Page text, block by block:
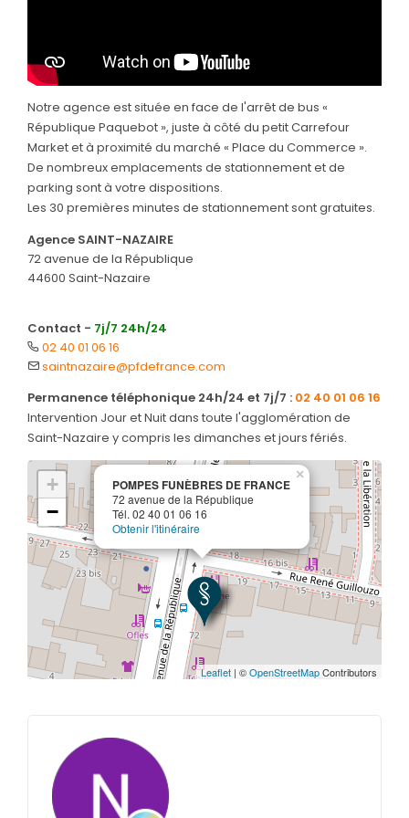
Notre agence est située en face de l'arrêt de bus «
République Paquebot », juste à côté du petit Carrefour
Market et à proximité du marché « Place du Commerce ».
De nombreux emplacements de stationnement et de
parking sont à votre dispositions.
Les 30 premières minutes de stationnement sont gratuites.
Agence SAINT-NAZAIRE
72 avenue de la République
44600 Saint-Nazaire
Contact - 7j/7 24h/24
02 40 01 06 16
saintnazaire@pfdefrance.com
Permanence téléphonique 24h/24 et 7j/7 : 02 40 01 06 16
Intervention Jour et Nuit dans toute l'agglomération de
Saint-Nazaire y compris les dimanches et jours fériés.
POMPES FUNÈBRES DE FRANCE
72 avenue de la République
Tél. 02 40 01 06 16
Obtenir l'itinéraire
×
+
−
Leaflet | ©OpenStreetMapContributors